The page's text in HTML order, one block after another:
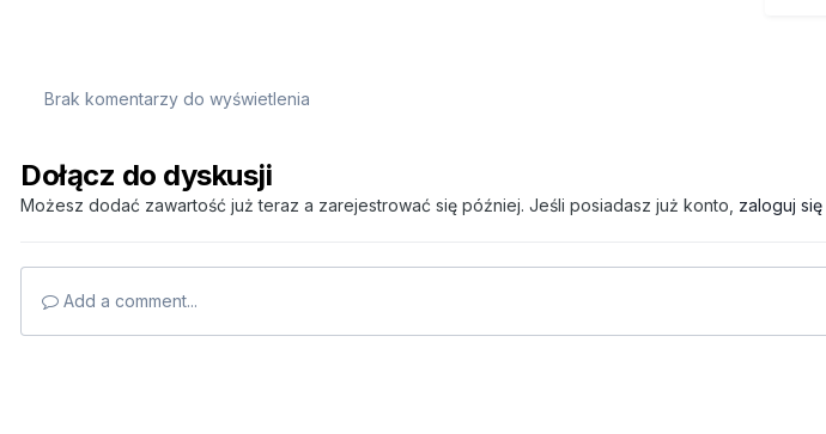
Brak komentarzy do wyświetlenia
Dołącz do dyskusji
Możesz dodać zawartość już teraz a zarejestrować się później. Jeśli posiadasz już konto, zaloguj się
Add a comment...